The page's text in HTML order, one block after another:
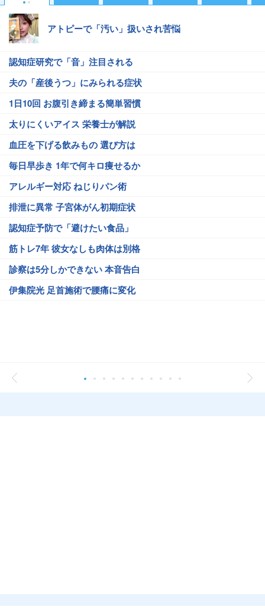
アトピーで「汚い」扱いされ苦悩
認知症研究で「音」注目される
夫の「産後うつ」にみられる症状
1日10回 お腹引き締まる簡単習慣
太りにくいアイス 栄養士が解説
血圧を下げる飲みもの 選び方は
毎日早歩き 1年で何キロ痩せるか
アレルギー対応 ねじりパン術
排泄に異常 子宮体がん初期症状
認知症予防で「避けたい食品」
筋トレ7年 彼女なしも肉体は別格
診察は5分しかできない 本音告白
伊集院光 足首施術で腰痛に変化